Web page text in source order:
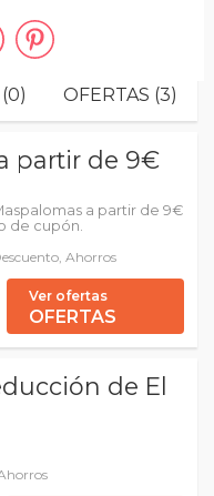
OFERTAS (3)
partir de 9€
a partir de 9€
de cupón.
Ahorros
Ver ofertas
OFERTAS
de El